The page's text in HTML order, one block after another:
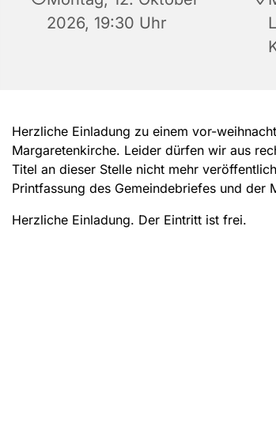
2026, 19:30 Uhr
Herzliche Einladung zu einem vor-
Margaretenkirche. Leider dürfen wir aus
Titel an dieser Stelle nicht mehr
Printfassung des Gemeindebriefes und der
Herzliche Einladung. Der Eintritt ist frei.